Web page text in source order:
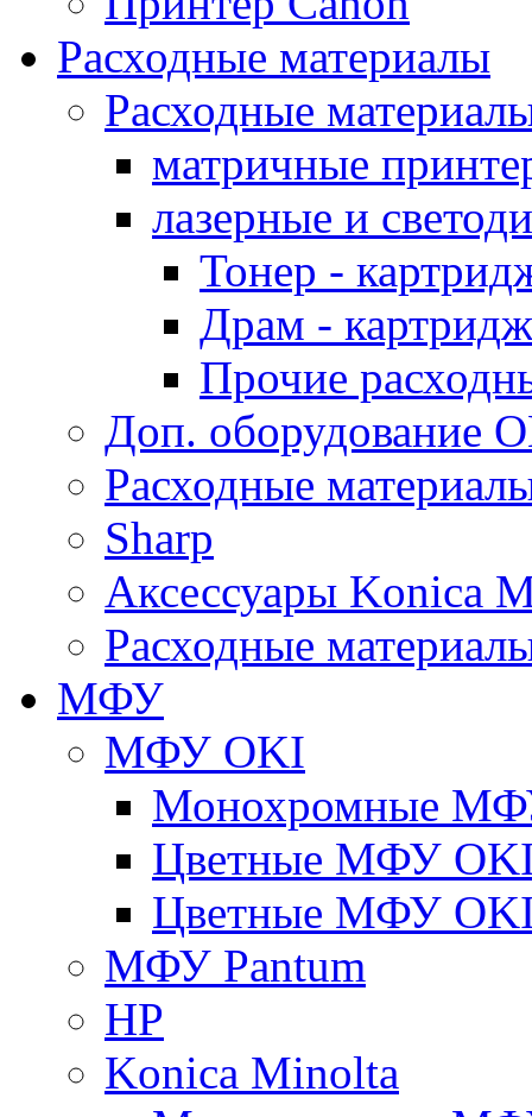
Расходные материалы
Расходные
матричные
лазерные и
Тонер -
Драм -
Прочие
Доп. оборудование
Расходные
Sharp
Аксессуары Konica
Расходные
МФУ
МФУ OKI
Монохромные
Цветные МФУ
Цветные МФУ
МФУ Pantum
HP
Konica Minolta